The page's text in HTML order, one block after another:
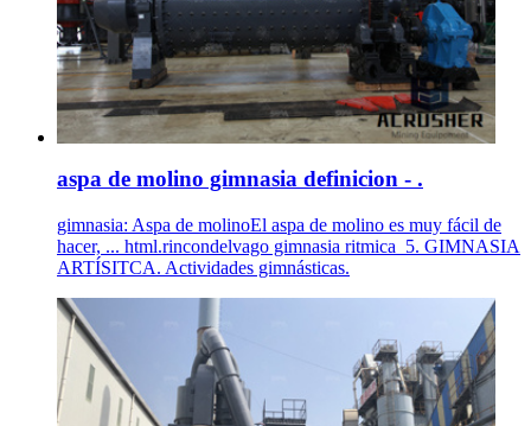
aspa de molino gimnasia definicion - .
gimnasia: Aspa de molinoEl aspa de molino es muy fácil de
hacer, ... html.rincondelvago gimnasia ritmica_5. GIMNASIA
ARTÍSITCA. Actividades gimnásticas.